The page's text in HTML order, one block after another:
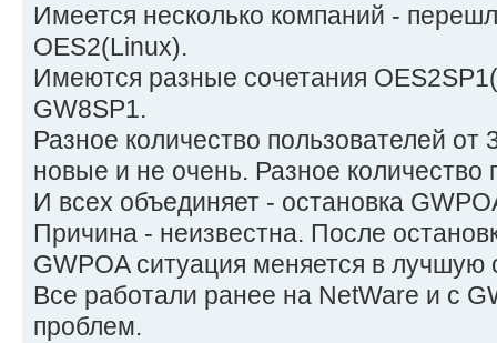
Имеется несколько компаний -
OES2(Linux).
Имеются разные сочетания
GW8SP1.
Разное количество пользователей
новые и не очень. Разное количество
И всех объединяет - остановка
Причина - неизвестна. После
GWPOA ситуация меняется в лучшую
Все работали ранее на NetWare и с
проблем.